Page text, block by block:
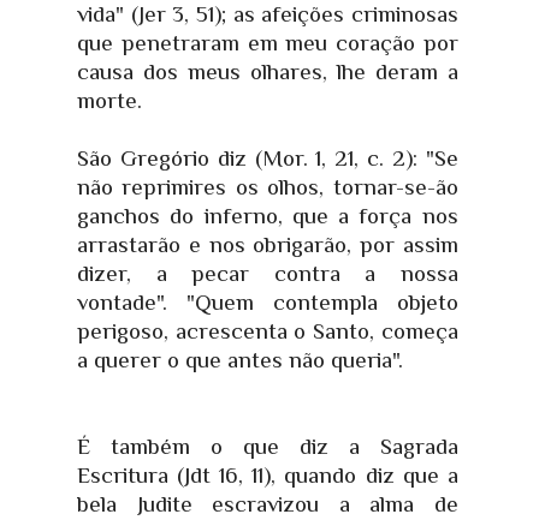
vida" (Jer 3, 51); as afeições criminosas
que penetraram em meu coração por
causa dos meus olhares, lhe deram a
morte.
São Gregório diz (Mor. 1, 21, c. 2): "Se
não reprimires os olhos, tornar-se-ão
ganchos do inferno, que a força nos
arrastarão e nos obrigarão, por assim
dizer, a pecar contra a nossa
vontade". "Quem contempla objeto
perigoso, acrescenta o Santo, começa
a querer o que antes não queria".
É também o que diz a Sagrada
Escritura (Jdt 16, 11), quando diz que a
bela Judite escravizou a alma de